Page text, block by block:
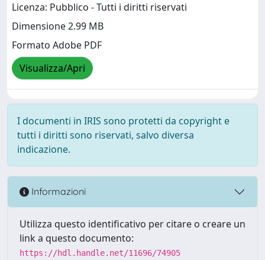
Licenza: Pubblico - Tutti i diritti riservati
Dimensione 2.99 MB
Formato Adobe PDF
Visualizza/Apri
I documenti in IRIS sono protetti da copyright e
tutti i diritti sono riservati, salvo diversa
indicazione.
Informazioni
Utilizza questo identificativo per citare o creare un
link a questo documento:
https://hdl.handle.net/11696/74905